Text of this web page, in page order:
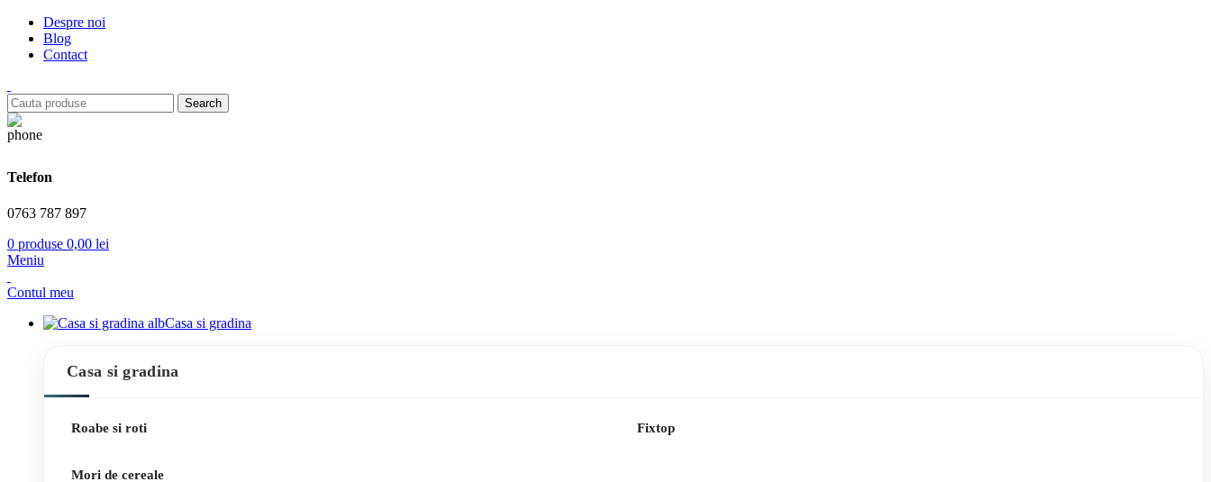
Despre noi
Blog
Contact
Search
Telefon
0763 787 897
0 produse 0,00 lei
Meniu
Contul meu
Casa si gradina
Casa si gradina
Roabe si roti
Mori de cereale
Fixtop